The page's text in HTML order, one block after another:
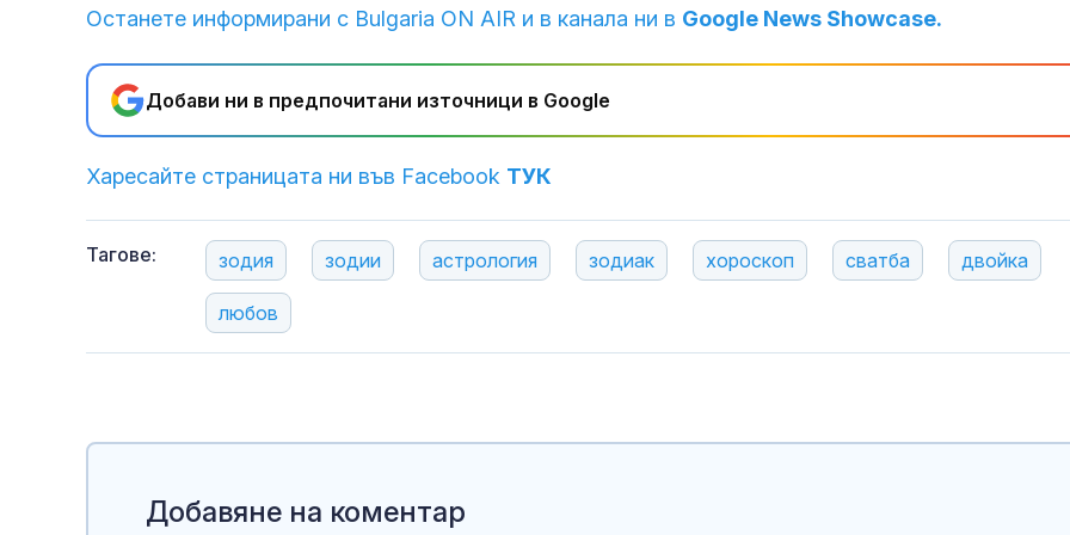
Останете информирани с Bulgaria ON AIR и в канала ни в Google News Showcase.
Добави ни в предпочитани източници в Google
Харесайте страницата ни във Facebook ТУК
Тагове: зодия зодии астрология зодиак хороскоп сватба двойка
любов
Добавяне на коментар